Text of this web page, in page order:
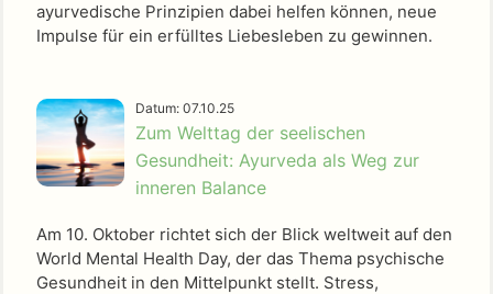
ayurvedische Prinzipien dabei helfen können, neue
Impulse für ein erfülltes Liebesleben zu gewinnen.
Datum: 07.10.25
Zum Welttag der seelischen
Gesundheit: Ayurveda als Weg zur
inneren Balance
Am 10. Oktober richtet sich der Blick weltweit auf den
World Mental Health Day, der das Thema psychische
Gesundheit in den Mittelpunkt stellt. Stress,